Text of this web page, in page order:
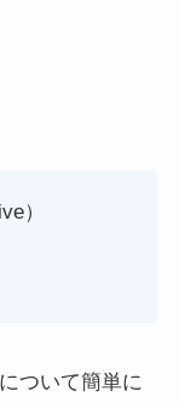
）
ついて簡単に